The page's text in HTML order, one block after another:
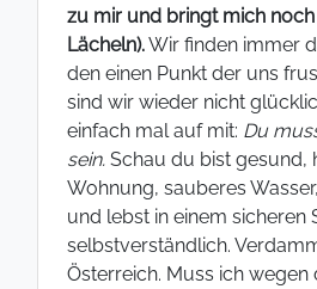
zu mir und bringt mich
Lächeln).Wir finden immer
den einen Punkt der uns
sind wir wieder nicht
einfach mal auf mit: Du
sein. Schau du bist gesund,
Wohnung, sauberes
und lebst in einem sicheren
selbstverständlich.
Österreich. Muss ich